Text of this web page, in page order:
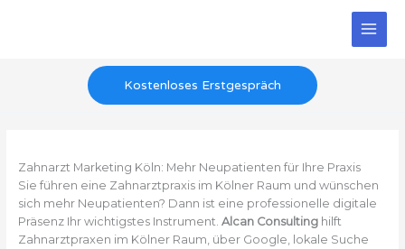
Kostenloses Erstgespräch
Zahnarzt Marketing Köln: Mehr Neupatienten für Ihre Praxis
Sie führen eine Zahnarztpraxis im Kölner Raum und wünschen
sich mehr Neupatienten? Dann ist eine professionelle digitale
Präsenz Ihr wichtigstes Instrument. Alcan Consultinghilft
Zahnarztpraxen im Kölner Raum, über Google, lokale Suche